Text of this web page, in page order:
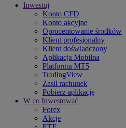
Inwestuj
Konto CFD
Konto akcyjne
Oprocentowanie środków
Klient profesjonalny
Klient doświadczony
Aplikacja Mobilna
Platforma MT5
TradingView
Zasil rachunek
Pobierz aplikację
W co Inwestować
Forex
Akcje